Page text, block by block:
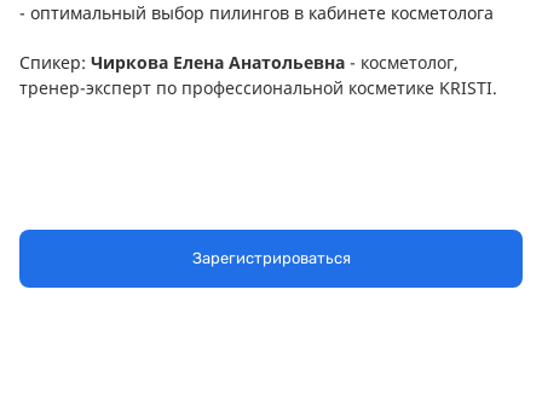
- оптимальный выбор пилингов в кабинете косметолога
Спикер: Чиркова Елена Анатольевна - косметолог,
тренер-эксперт по профессиональной косметике KRISTI.
Зарегистрироваться